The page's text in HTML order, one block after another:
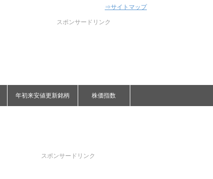
スポンサードリンク
年初来安値更新銘柄 株価指数
スポンサードリンク
⇒サイトマップ